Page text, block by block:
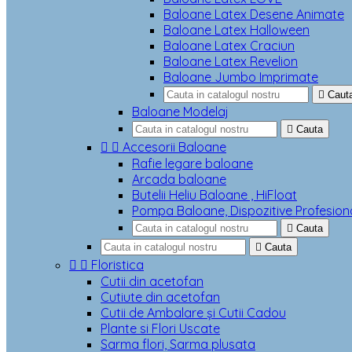
Baloane Latex Desene Animate
Baloane Latex Halloween
Baloane Latex Craciun
Baloane Latex Revelion
Baloane Jumbo Imprimate

Baloane Modelaj
 Cauta
  Accesorii Baloane
Rafie legare baloane
Arcada baloane
Butelii Heliu Baloane , HiFloat
Pompa Baloane, Dispozitive
 Cauta
 Cauta
  Floristica
Cutii din acetofan
Cutiute din acetofan
Cutii de Ambalare și Cutii Cadou
Plante si Flori Uscate
Sarma flori, Sarma plusata